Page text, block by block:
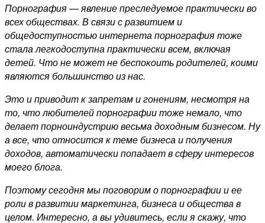
Порнография — явление преследуемое практически во
всех обществах. В связи с развитием и
общедоступностью интернета порнография тоже
стала легкодоступна практически всем, включая
детей. Что не может не беспокоить родителей, коими
являются большинство из нас.
Это и приводит к запретам и гонениям, несмотря на
то, что любителей порнографии тоже немало, что
делает порноиндустрию весьма доходным бизнесом. Ну
а все, что относится к теме бизнеса и получения
доходов, автоматически попадает в сферу интересов
моего блога.
Поэтому сегодня мы поговорим о порнографии и ее
роли в развитии маркетинга, бизнеса и общества в
целом. Интересно, а вы удивитесь, если я скажу, что